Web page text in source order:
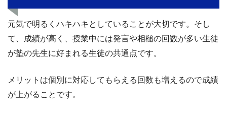
元気で明るくハキハキとしていることが大切です。そし
て、成績が高く、授業中には発言や相槌の回数が多い生徒
が塾の先生に好まれる生徒の共通点です。
メリットは個別に対応してもらえる回数も増えるので成績
が上がることです。